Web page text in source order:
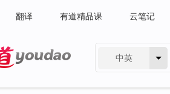
翻译 有道精品课 云笔记
中英